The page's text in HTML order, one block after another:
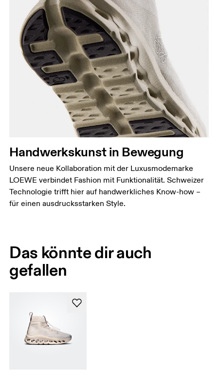
Handwerkskunst in Bewegung
Unsere neue Kollaboration mit der Luxusmodemarke
LOEWE verbindet Fashion mit Funktionalität. Schweizer
Technologie trifft hier auf handwerkliches Know-how –
für einen ausdrucksstarken Style.
Das könnte dir auch
gefallen